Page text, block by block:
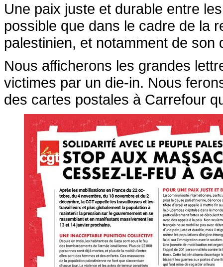
Une paix juste et durable entre
possible que dans le cadre de la
palestinien, et notamment de son
Nous afficherons les grandes
victimes par un die-in. Nous
des cartes postales à Carrefour